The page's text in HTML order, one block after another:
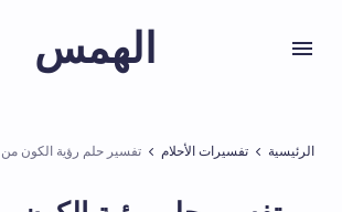
الهمس
الرئيسية تفسيرات الأحلام تفسير حلم رؤية الكون